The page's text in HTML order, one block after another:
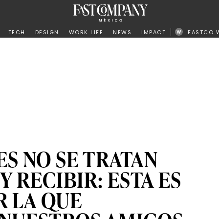
TECH DESIGN WORK LIFE NEWS IMPACT FASTCO
NO SE TRATAN
RECIBIR: ESTA ES
LA QUE